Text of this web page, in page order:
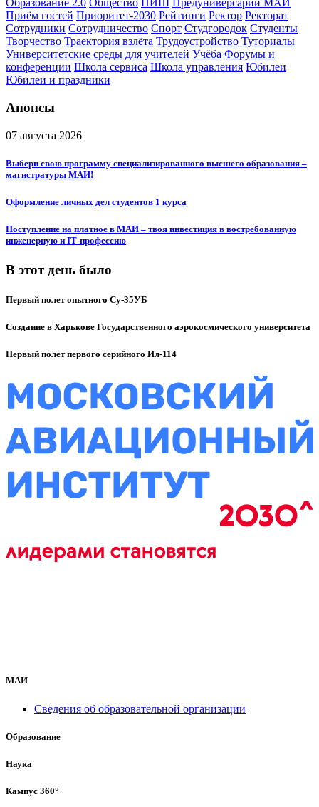
Образование 2.0 Общество ПИШ
Предуниверсарий МАИ
Приём гостей Приоритет-2030 Рейтинги Ректор Ректорат
Сотрудники Сотрудничество Спорт Студгородок Студенты
Творчество Траектория взлёта Трудоустройство Туториалы
Университетские среды для учителей Учёба Форумы и
конференции Школа сервиса Школа управления Юбилеи
Юбилеи и праздники
Анонсы
07 августа 2026
Выбери свою программу специализированного высшего образования –
магистратуры МАИ!
Оформление личных дел студентов 1 курса
Поступление на платное в МАИ – твоя инвестиция в востребованную
инженерную и IT‑профессию
В этот день было
Первый полет опытного Су-35УБ
Создание в Харькове Государственного аэрокосмического университета
Первый полет первого серийного Ил-114
МАИ
Сведения об образовательной организации
Образование
Наука
Кампус 360°